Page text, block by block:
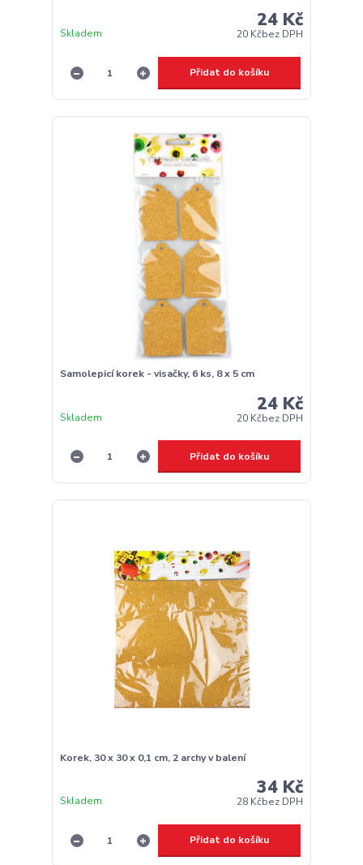
24 Kč
20 Kčbez DPH
Skladem
Přidat do košíku
Samolepicí korek - visačky, 6 ks, 8 x 5 cm
24 Kč
20 Kčbez DPH
Skladem
Přidat do košíku
Korek, 30 x 30 x 0,1 cm, 2 archy v balení
34 Kč
28 Kčbez DPH
Skladem
Přidat do košíku